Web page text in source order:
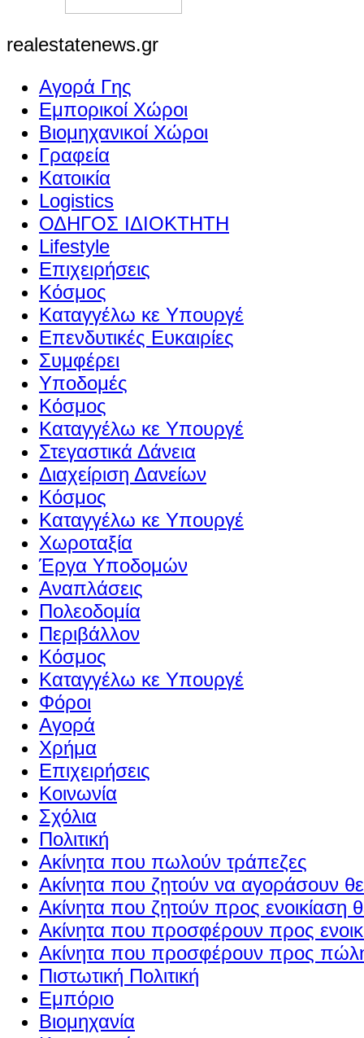
realestatenews.gr
Αγορά Γης
Εμπορικοί Χώροι
Βιομηχανικοί Χώροι
Γραφεία
Κατοικία
Logistics
ΟΔΗΓΟΣ ΙΔΙΟΚΤΗΤΗ
Lifestyle
Επιχειρήσεις
Κόσμος
Καταγγέλω κε Υπουργέ
Επενδυτικές Ευκαιρίες
Συμφέρει
Υποδομές
Κόσμος
Καταγγέλω κε Υπουργέ
Στεγαστικά Δάνεια
Διαχείριση Δανείων
Κόσμος
Καταγγέλω κε Υπουργέ
Χωροταξία
Έργα Υποδομών
Αναπλάσεις
Πολεοδομία
Περιβάλλον
Κόσμος
Καταγγέλω κε Υπουργέ
Φόροι
Αγορά
Χρήμα
Επιχειρήσεις
Κοινωνία
Σχόλια
Πολιτική
Ακίνητα που πωλούν τράπεζες
Ακίνητα που ζητούν να αγοράσουν
Ακίνητα που ζητούν προς ενοικίαση
Ακίνητα που προσφέρουν προς
Ακίνητα που προσφέρουν προς
Πιστωτική Πολιτική
Εμπόριο
Βιομηχανία